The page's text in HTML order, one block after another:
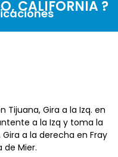
CALIFORNIA ?
Tijuana, Gira a la Izq. en
a la Izq y toma la
a la derecha en Fray
de Mier.